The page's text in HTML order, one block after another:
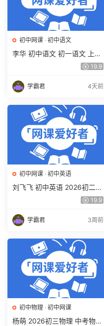
初中网课 · 初中语文
李华 初中语文 初一语文 上下
学期同步复习课程（34讲带19.9
学霸君 4天前
初中网课 · 初中英语
刘飞飞 初中英语 2026初二英
语读写素养培训班（秋上秋下
19.9
学霸君 3周前
初中物理 · 初中网课
杨萌 2026初三物理 中考物理